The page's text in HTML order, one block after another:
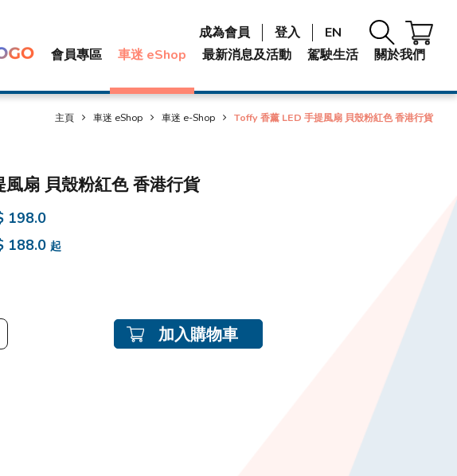
會員專區 車迷 eShop 最新消息及活動 駕駛生活 關於我們
成為會員 登入 EN
主頁 車迷 eShop 車迷 e-Shop Toffy 香薰 LED 手提風扇 貝殼粉紅色 香港行貨
扇 貝殼粉紅色 香港行貨
198.0
188.0 起
加入購物車